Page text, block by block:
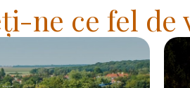
ne ce fel de